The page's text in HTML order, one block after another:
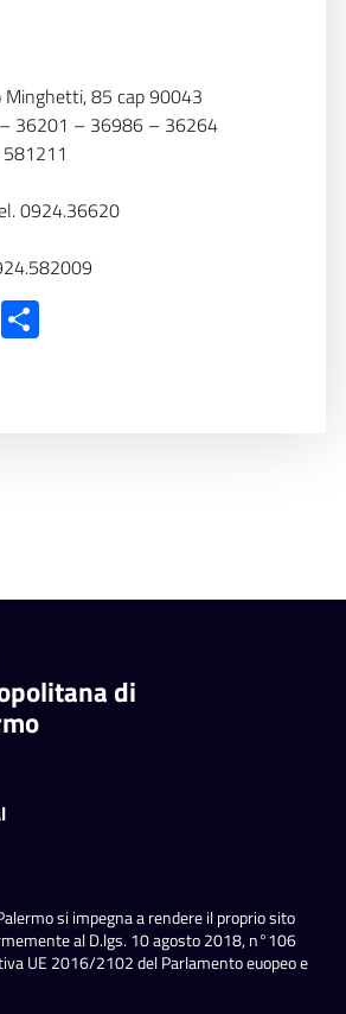
Minghetti, 85 cap 90043
36201 – 36986 – 36264
0924.36620
Email
di
si impegna a rendere il proprio sito
al D.lgs. 10 agosto 2018, n°106
UE 2016/2102 del Parlamento euopeo e